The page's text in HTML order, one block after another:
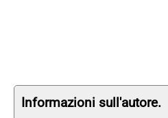
Informazioni sull'autore.